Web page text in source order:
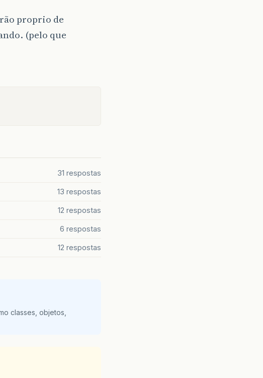
proprio de
(pelo que
31 respostas
13 respostas
12 respostas
6 respostas
12 respostas
classes, objetos,